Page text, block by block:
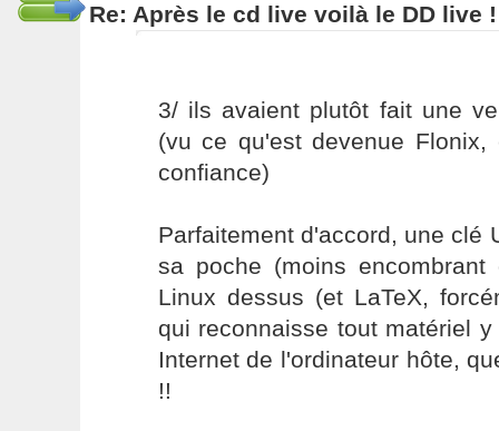
Re: Après le cd live voilà le DD live !
3/ ils avaient plutôt fait une
(vu ce qu'est devenue
confiance)
Parfaitement d'accord, une clé
sa poche (moins
Linux dessus (et LaTeX,
qui reconnaisse tout matériel
Internet de l'ordinateur hôte,
!!